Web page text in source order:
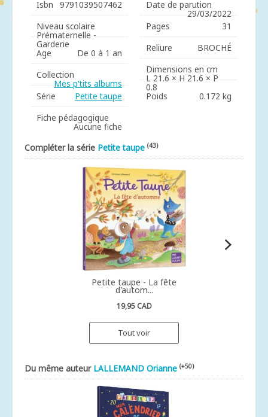
Isbn
9791039507462
Niveau scolaire
Prématernelle -
Garderie
Age
De 0 à 1 an
Collection
Mes p'tits albums
Série
Petite taupe
Fiche pédagogique
Aucune fiche
Date de parution
29/03/2022
Pages
31
Reliure
BROCHÉ
Dimensions en cm
L 21.6 × H 21.6 × P
0.8
Poids 0.172 kg
Compléter la série Petite taupe (43)
Petite taupe - La fête
d'autom...
19,95 CAD
Tout voir
Du même auteur LALLEMAND Orianne (+50)